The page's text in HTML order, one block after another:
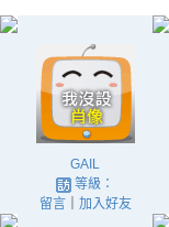
GAIL
等級：
留言｜ 加入好友